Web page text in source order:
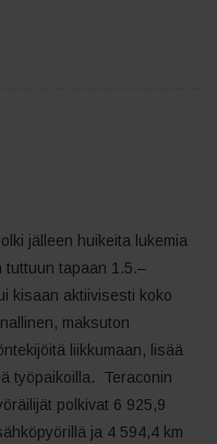
jälleen huikeita lukemia
tuttuun tapaan 1.5.–
kisaan aktiivisesti koko
maksuton
liikkumaan, lisää
työpaikoilla. Teraconin
polkivat 6 925,9
ja 4 594,4 km